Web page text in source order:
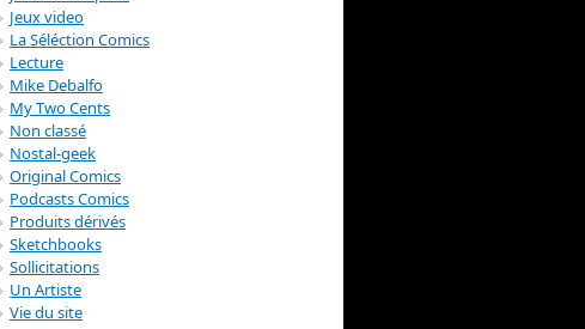
Jeux video
La Séléction Comics
Lecture
Mike Debalfo
My Two Cents
Non classé
Nostal-geek
Original Comics
Podcasts Comics
Produits dérivés
Sketchbooks
Sollicitations
Un Artiste
Vie du site